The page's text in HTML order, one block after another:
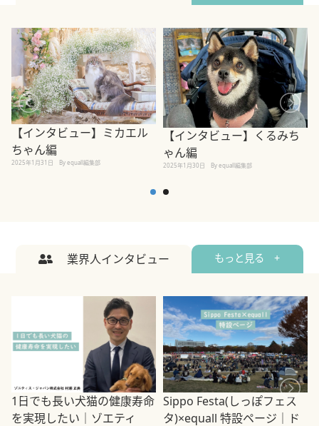
【インタビュー】ミカエル
ちゃん編
2025年1月31日 By equall編集部
【インタビュー】くるみち
ゃん編
2025年1月30日 By equall編集部
業界人インタビュー もっと見る +
1日でも長い犬猫の健康寿命
を実現したい｜ゾエティ
Sippo Festa(しっぽフェス
タ)×equall 特設ページ｜ド